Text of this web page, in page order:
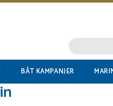
BÅT KAMPANJER